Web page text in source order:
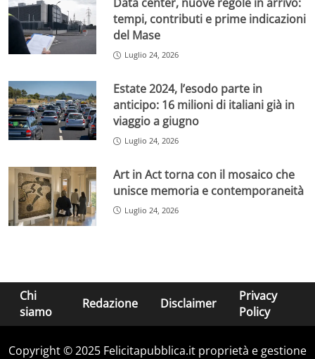
tempi, contributi e prime indicazioni
del Mase
Luglio 24, 2026
Estate 2024, l’esodo parte in
anticipo: 16 milioni di italiani già in
viaggio a giugno
Luglio 24, 2026
Art in Act torna con il mosaico che
unisce memoria e contemporaneità
Luglio 24, 2026
Chi
siamo
Redazione Disclaimer
Privacy
Policy
Copyright © 2025 Felicitapubblica.it proprietà e gestione